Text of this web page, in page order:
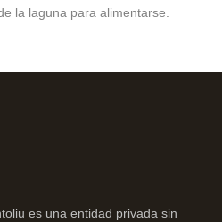
la laguna para alimentarse.
es una entidad privada sin